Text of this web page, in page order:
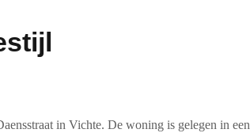
in Vichte. De woning is gelegen in een